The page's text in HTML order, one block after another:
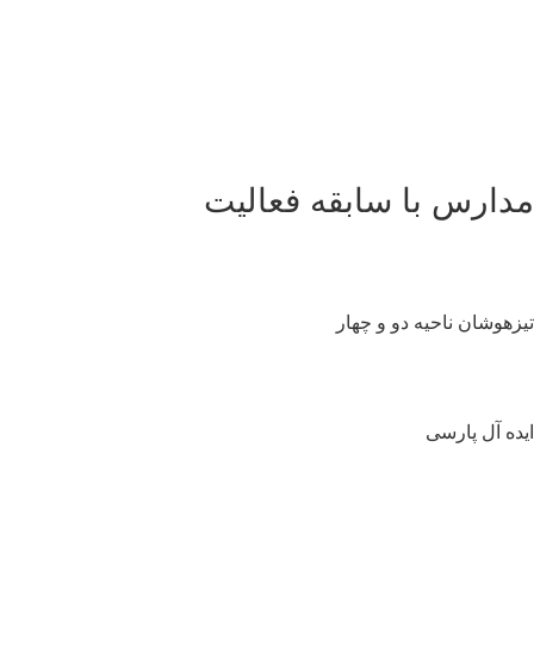
با سابقه فعالیت
ناحیه دو و چهار
آل پارسی